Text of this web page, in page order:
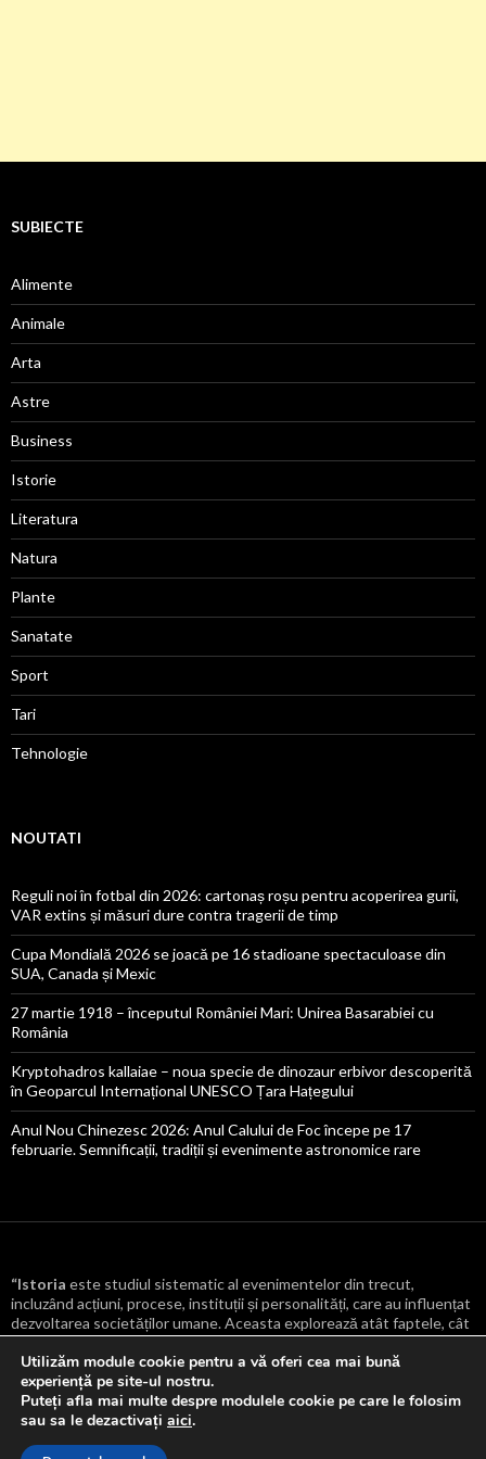
SUBIECTE
Alimente
Animale
Arta
Astre
Business
Istorie
Literatura
Natura
Plante
Sanatate
Sport
Tari
Tehnologie
NOUTATI
Reguli noi în fotbal din 2026: cartonaș roșu pentru acoperirea gurii,
VAR extins și măsuri dure contra tragerii de timp
Cupa Mondială 2026 se joacă pe 16 stadioane spectaculoase din
SUA, Canada și Mexic
27 martie 1918 – începutul României Mari: Unirea Basarabiei cu
România
Kryptohadros kallaiae – noua specie de dinozaur erbivor descoperită
în Geoparcul Internațional UNESCO Țara Hațegului
Anul Nou Chinezesc 2026: Anul Calului de Foc începe pe 17
februarie. Semnificații, tradiții și evenimente astronomice rare
“Istoria este studiul sistematic al evenimentelor din trecut,
incluzând acțiuni, procese, instituții și personalități, care au influențat
dezvoltarea societăților umane. Aceasta explorează atât faptele, cât
și cauzele și consecințele lor, oferind o înțelegere mai profundă a
transformărilor culturale, politice, economice și sociale care au
modelat lumea. “
Utilizăm module cookie pentru a vă oferi cea mai bună
experiență pe site-ul nostru.
Puteți afla mai multe despre modulele cookie pe care le folosim
sau sa le dezactivați aici.